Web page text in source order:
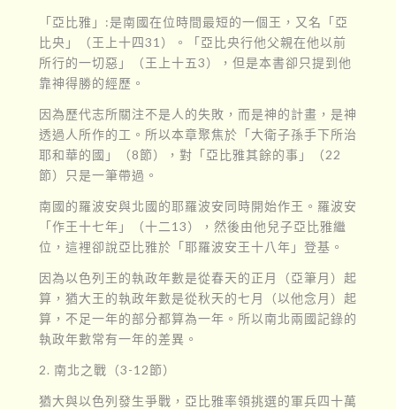
「亞比雅」:是南國在位時間最短的一個王，又名「亞
比央」（王上十四31）。「亞比央行他父親在他以前
所行的一切惡」（王上十五3），但是本書卻只提到他
靠神得勝的經歷。
因為歷代志所關注不是人的失敗，而是神的計畫，是神
透過人所作的工。所以本章聚焦於「大衛子孫手下所治
耶和華的國」（8節），對「亞比雅其餘的事」（22
節）只是一筆帶過。
南國的羅波安與北國的耶羅波安同時開始作王。羅波安
「作王十七年」（十二13），然後由他兒子亞比雅繼
位，這裡卻說亞比雅於「耶羅波安王十八年」登基。
因為以色列王的執政年數是從春天的正月（亞筆月）起
算，猶大王的執政年數是從秋天的七月（以他念月）起
算，不足一年的部分都算為一年。所以南北兩國記錄的
執政年數常有一年的差異。
2. 南北之戰（3-12節）
猶大與以色列發生爭戰，亞比雅率領挑選的軍兵四十萬